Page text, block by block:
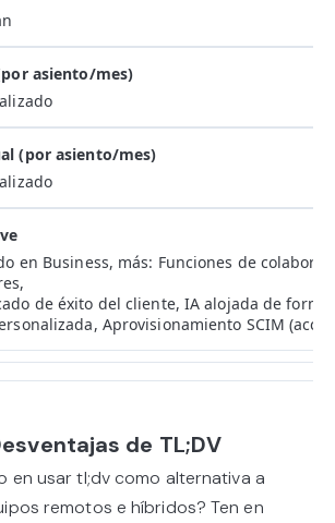
en Business, más: Funciones de
de éxito del cliente, IA alojada de
Aprovisionamiento SCIM
de TL;DV
en usar tl;dv como alternativa a
remotos e híbridos? Ten en